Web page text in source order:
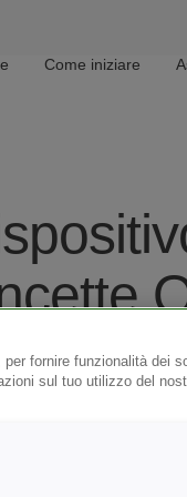
Come iniziare
®
per
pungidito e le
fornire funzionalità dei
sul tuo utilizzo del